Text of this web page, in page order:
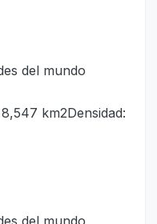
km2Densidad: